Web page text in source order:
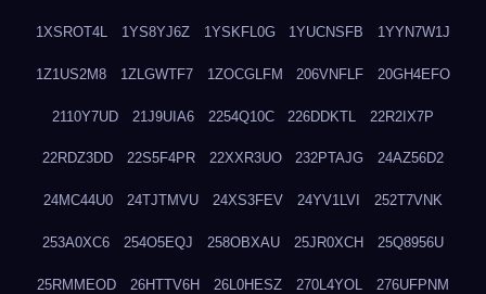
1XSROT4L 1YS8YJ6Z 1YSKFL0G 1YUCNSFB 1YYN7W1J
1Z1US2M8 1ZLGWTF7 1ZOCGLFM 206VNFLF 20GH4EFO
2110Y7UD 21J9UIA6 2254Q10C 226DDKTL 22R2IX7P
22RDZ3DD 22S5F4PR 22XXR3UO 232PTAJG 24AZ56D2
24MC44U0 24TJTMVU 24XS3FEV 24YV1LVI 252T7VNK
253A0XC6 254O5EQJ 258OBXAU 25JR0XCH 25Q8956U
25RMMEOD 26HTTV6H 26L0HESZ 270L4YOL 276UFPNM